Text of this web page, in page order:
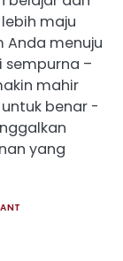
maju
menuju
sempurna –
mahir
benar -
yang